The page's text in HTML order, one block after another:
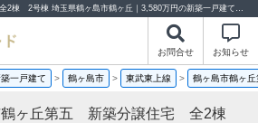
鶴ヶ島市鶴ヶ丘第五 新築分譲住宅 全2棟 2号棟 埼玉県鶴ヶ島市鶴ヶ丘｜3,580万円の新築一戸建て｜分譲住宅や新築物件｜センチュリー21クレド
お問合せ お知らせ
一戸建て > 鶴ヶ島市 > 東武東上線 > 鶴ヶ島市鶴ヶ
鶴ヶ丘第五 新築分譲住宅 全2棟